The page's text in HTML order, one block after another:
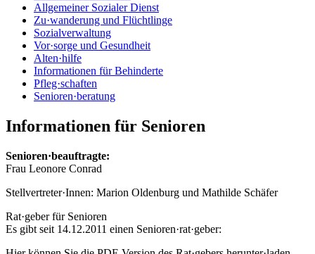
Allgemeiner Sozialer Dienst
Zu·wanderung und Flüchtlinge
Sozialverwaltung
Vor·sorge und Gesundheit
Alten·hilfe
Informationen für Behinderte
Pfleg·schaften
Senioren·beratung
Informationen für Senioren
Senioren·beauftragte:
Frau Leonore Conrad
Stellvertreter·Innen: Marion Oldenburg und Mathilde Schäfer
Rat·geber für Senioren
Es gibt seit 14.12.2011 einen Senioren·rat·geber: